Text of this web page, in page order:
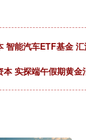
智能汽车ETF基金
本 实探端午假期黄